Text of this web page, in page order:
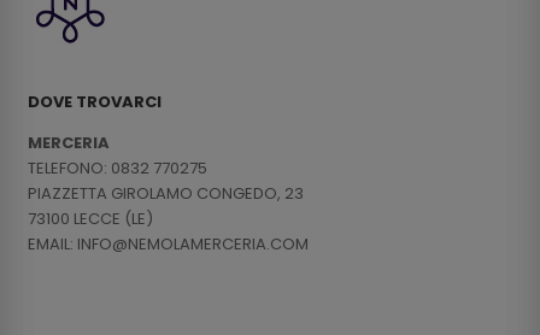
DOVE TROVARCI
MERCERIA
TELEFONO: 0832 770275
PIAZZETTA GIROLAMO CONGEDO, 23
73100 LECCE (LE)
EMAIL: INFO@NEMOLAMERCERIA.COM